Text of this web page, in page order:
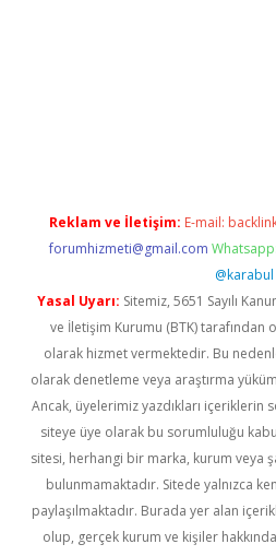
Reklam ve İletişim: E-mail:
forumhizmeti@gmail.com
@karabul
Yasal Uyarı: Sitemiz, 5651 Sayılı
ve İletişim Kurumu (BTK) tarafından
olarak hizmet vermektedir. Bu
olarak denetleme veya araştırma
Ancak, üyelerimiz yazdıkları içeriklerin
siteye üye olarak bu sorumluluğu
sitesi, herhangi bir marka, kurum veya
bulunmamaktadır. Sitede yalnızca
paylaşılmaktadır. Burada yer alan
olup, gerçek kurum ve kişiler